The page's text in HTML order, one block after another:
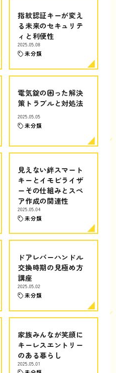
指紋認証キーが変え
る未来のセキュリテ
ィと利便性
2025.05.08
未分類
電気錠の困った解決
策トラブルと対処法
2025.05.05
未分類
見えない絆スマート
キーとイモビライザ
ーその仕組みとスペ
ア作成の関連性
2025.05.04
未分類
ドアレバーハンドル
交換時期の見極め方
講座
2025.05.02
未分類
家族みんなが笑顔に
キーレスエントリー
のある暮らし
2025.05.01